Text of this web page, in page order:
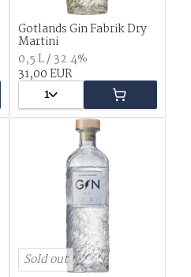
Gotlands Gin Fabrik Dry
Martini
0,5 L / 32.4%
31,00 EUR
1
Sold out